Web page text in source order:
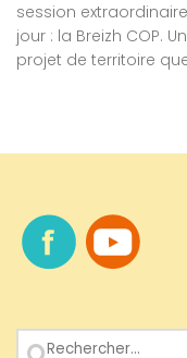
session
jour : la Breizh COP.
projet de territoire
Rechercher :